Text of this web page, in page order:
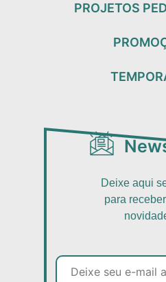
PROJETOS
Deixe aqui
para